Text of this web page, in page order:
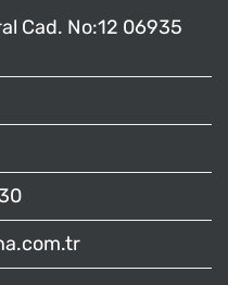
Cad. No:12 06935